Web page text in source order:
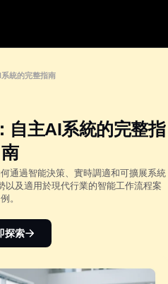
上傳視覺素
入勝的行銷
Story
器
統的完整指南
自主AI系統的完整指
南
通過智能決策、實時調適和可擴展系統
以及適用於現代行業的智能工作流程案
例。
探索